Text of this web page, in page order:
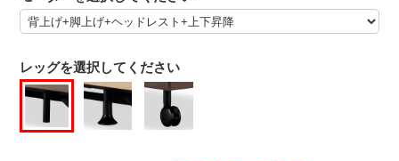
レッグを選択してください